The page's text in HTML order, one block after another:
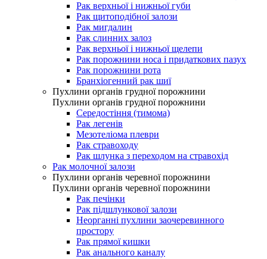
Рак верхньої і нижньої губи
Рак щитоподібної залози
Рак мигдалин
Рак слинних залоз
Рак верхньої і нижньої щелепи
Рак порожнини носа і придаткових пазух
Рак порожнини рота
Бранхіогенний рак шиї
Пухлини органів грудної порожнини
Пухлини органів грудної порожнини
Середостіння (тимома)
Рак легенів
Мезотеліома плеври
Рак стравоходу
Рак шлунка з переходом на стравохід
Рак молочної залози
Пухлини органів черевної порожнини
Пухлини органів черевної порожнини
Рак печінки
Рак підшлункової залози
Неорганні пухлини заочеревинного
простору
Рак прямої кишки
Рак анального каналу